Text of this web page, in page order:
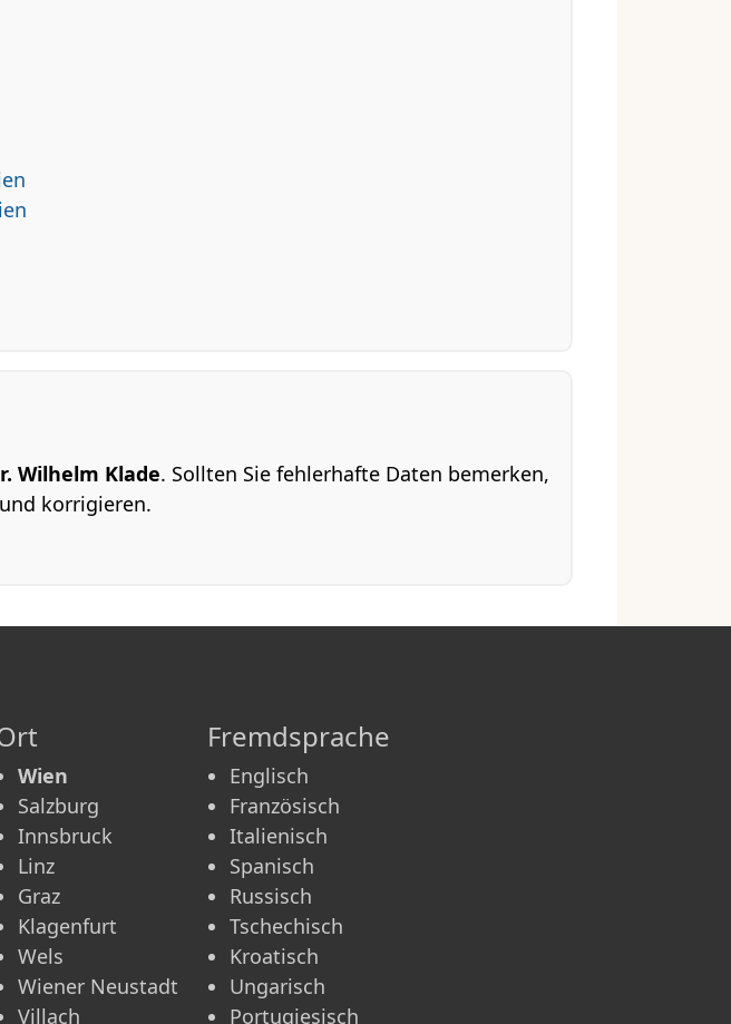
Wilhelm Klade. Sollten Sie fehlerhafte Daten bemerken,
korrigieren.
Wien
Salzburg
Innsbruck
Linz
Graz
Klagenfurt
Wels
Wiener Neustadt
Villach
Fremdsprache
Englisch
Französisch
Italienisch
Spanisch
Russisch
Tschechisch
Kroatisch
Ungarisch
Portugiesisch